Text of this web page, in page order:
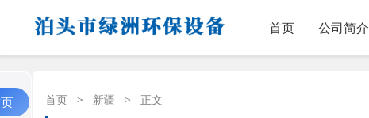
首页 公司简介
首页 > 新疆 > 正文